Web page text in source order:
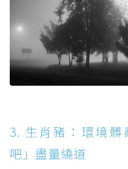
3. 生肖豬：環境
吧」盡量繞道